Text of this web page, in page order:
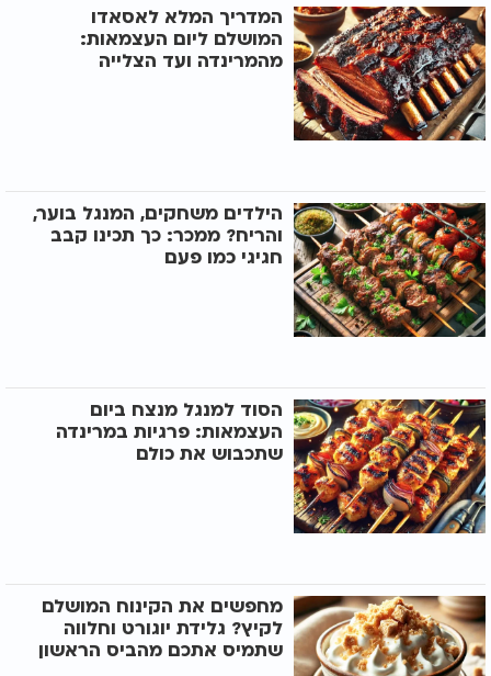
המדריך המלא לאסאדו
המושלם ליום העצמאות:
מהמרינדה ועד הצלייה
הילדים משחקים, המנגל בוער,
והריח? ממכר: כך תכינו קבב
חגיגי כמו פעם
הסוד למנגל מנצח ביום
העצמאות: פרגיות במרינדה
שתכבוש את כולם
מחפשים את הקינוח המושלם
לקיץ? גלידת יוגורט וחלווה
שתמיס אתכם מהביס הראשון